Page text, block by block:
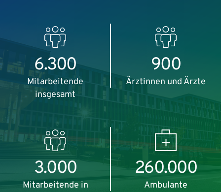
6.300
Mitarbeitende
insgesamt
900
Ärztinnen und Ärzte
3.000
Mitarbeitende in
260.000
Ambulante